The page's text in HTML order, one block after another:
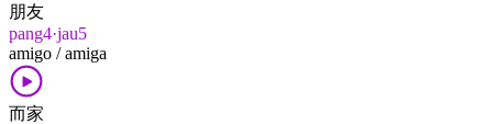
朋友
pang4·jau5
amigo / amiga
而家